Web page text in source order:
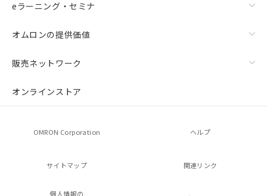
eラーニング・セミナ
オムロンの提供価値
販売ネットワーク
オンラインストア
OMRON Corporation ヘルプ
サイトマップ 関連リンク
個人情報の